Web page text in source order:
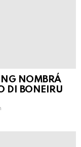
NOMBRÁ
DI BONEIRU